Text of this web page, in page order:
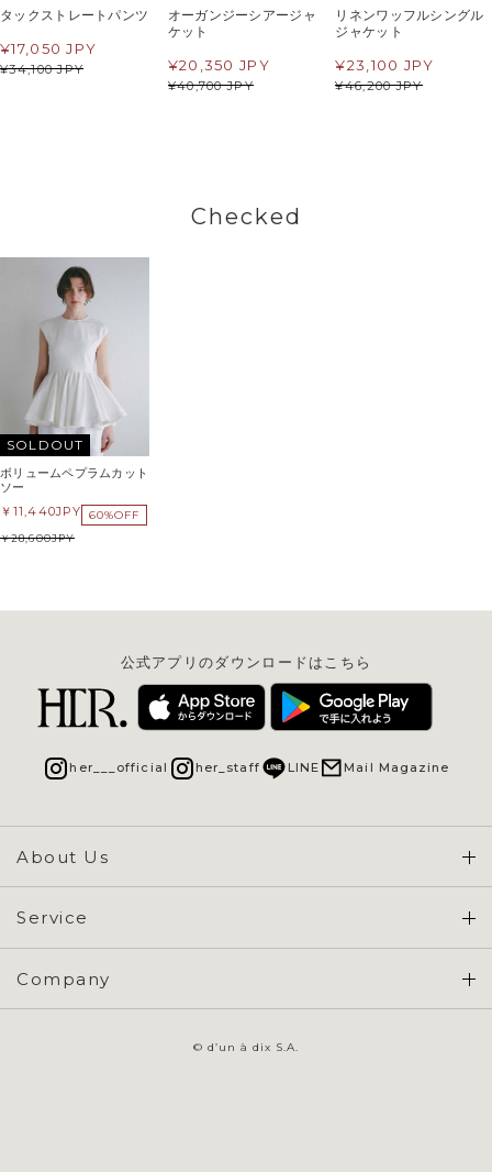
タックストレートパンツ
¥34,100 JPY
¥17,050 JPY
オーガンジーシアージャ
ケット
¥40,700 JPY
¥20,350 JPY
リネンワッフルシングル
ジャケット
¥46,200 JPY
¥23,100 JPY
Checked
SOLDOUT
ボリュームペプラムカット
ソー
11,440JPY 60%OFF
28,600JPY
About Us
Concept & Overview
Service
会員登録 / ログイン
ご利用ガイド
Company
公式アプリのダウンロードはこちら
her___official her_staff LINE Mail Magazine
© d’un à dix S.A.